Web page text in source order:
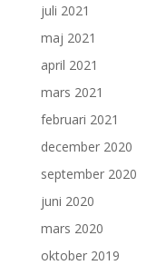
juli 2021
maj 2021
april 2021
mars 2021
februari 2021
december 2020
september 2020
juni 2020
mars 2020
oktober 2019